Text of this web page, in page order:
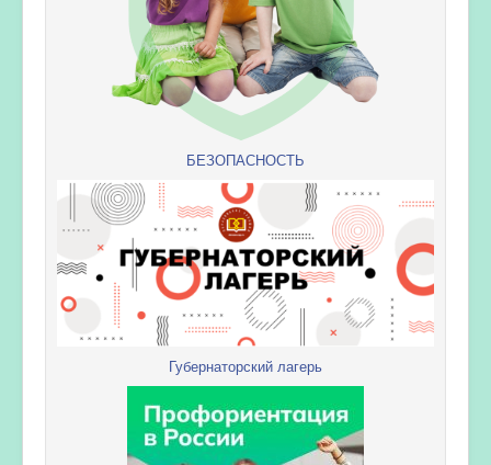
БЕЗОПАСНОСТЬ
Губернаторский лагерь